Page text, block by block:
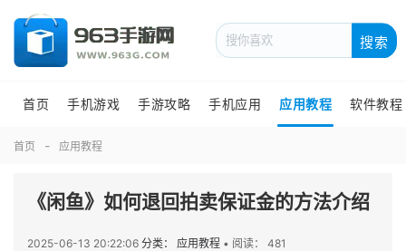
搜索
首页 手机游戏 手游攻略 手机应用 应用教程 软件教程
首页 应用教程
《闲鱼》如何退回拍卖保证金的方法介绍
2025-06-13 20:22:06 分类： 应用教程 • 阅读： 481